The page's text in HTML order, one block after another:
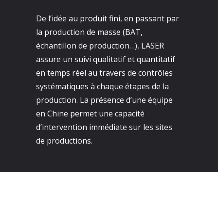
De l’idée au produit fini, en passant par
la production de masse (BAT,
échantillon de production…), LASER
assure un suivi qualitatif et quantitatif
en temps réel au travers de contrôles
systématiques à chaque étapes de la
production. La présence d’une équipe
en Chine permet une capacité
d’intervention immédiate sur les sites
de productions.